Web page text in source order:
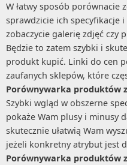
Kosy i podkaszarki
Krzesła hamakowe
Kuchenki turystyczne
Laktatory
lampy owadobójcze
Lampy solarne
Lampki
Latarki
W łatwy sposób porównacie
sprawdzicie ich specyfikacje
zobaczycie galerię zdjęć czy
Będzie to zatem szybki i
produkt kupić. Linki do cen
zaufanych sklepów, które
Porównywarka produktów
Szybki wgląd w obszerne
pokaże Wam plusy i minusy
skutecznie ułatwią Wam
jeżeli konkretny atrybut jest
Porównywarka produktów